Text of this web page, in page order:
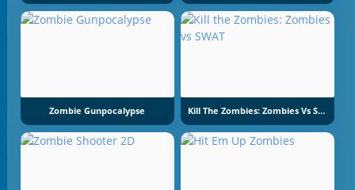
Zombie Gunpocalypse Kill The Zombies: Zombies Vs SWAT